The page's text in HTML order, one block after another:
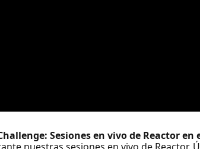
Sesiones en vivo de Reactor en
nuestras sesiones en vivo de Reactor.